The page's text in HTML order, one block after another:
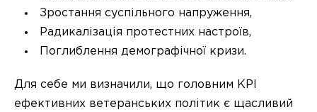
Зростання суспільного напруження,
Радикалізація протестних настроїв,
Поглиблення демографічної кризи.
Для себе ми визначили, що головним КРІ
ефективних ветеранських політик є щасливий